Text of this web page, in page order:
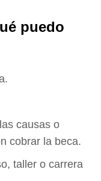
puedo
causas o
cobrar la beca.
taller o carrera